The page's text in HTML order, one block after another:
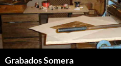
Saltar
al
contenido
Grabados Somera